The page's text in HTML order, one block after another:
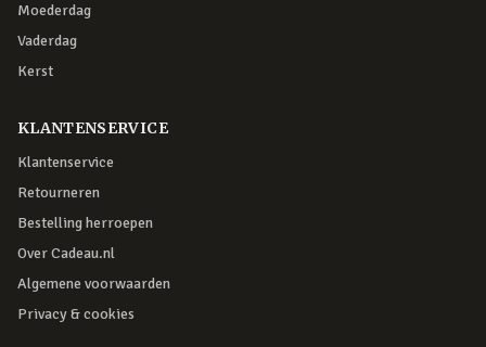
Moederdag
Vaderdag
Kerst
KLANTENSERVICE
Klantenservice
Retourneren
Bestelling herroepen
Over Cadeau.nl
Algemene voorwaarden
Privacy & cookies